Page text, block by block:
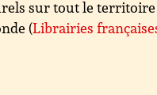
sur tout le territoire
(Librairies